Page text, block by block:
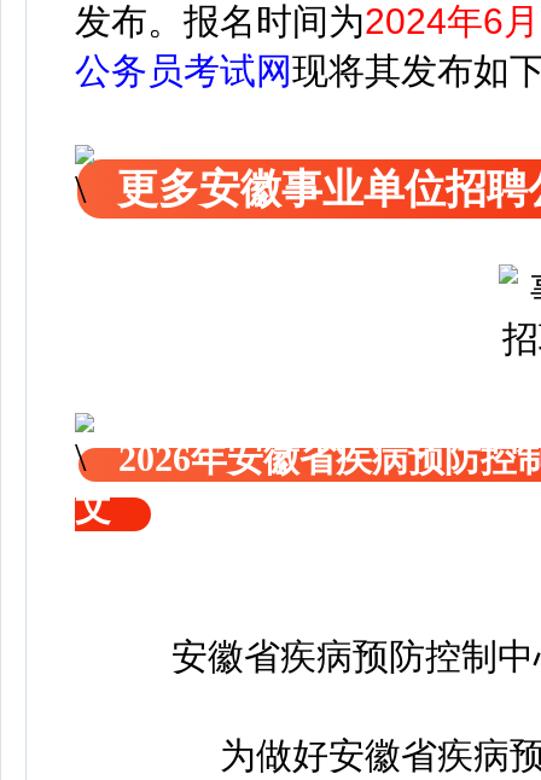
发布。 报名时间为2024年6
公务员考试网现将其发布如
更多安徽事业单位招聘
2026年安徽省疾病预防控
文
安徽省疾病预防控制
为做好安徽省疾病预防